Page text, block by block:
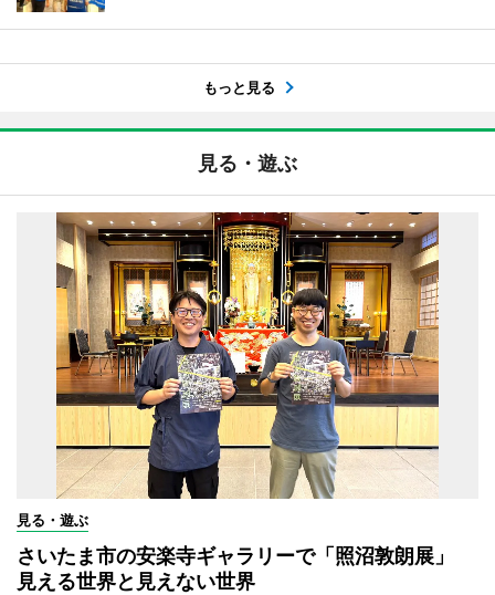
もっと見る
見る・遊ぶ
見る・遊ぶ
さいたま市の安楽寺ギャラリーで「照沼敦朗展」
見える世界と見えない世界